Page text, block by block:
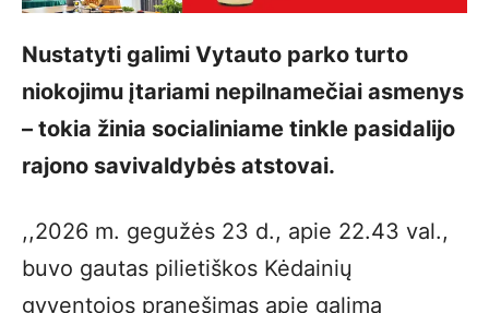
Nustatyti galimi Vytauto parko turto
niokojimu įtariami nepilnamečiai asmenys
– tokia žinia socialiniame tinkle pasidalijo
rajono savivaldybės atstovai.
,,2026 m. gegužės 23 d., apie 22.43 val.,
buvo gautas pilietiškos Kėdainių
gyventojos pranešimas apie galimą